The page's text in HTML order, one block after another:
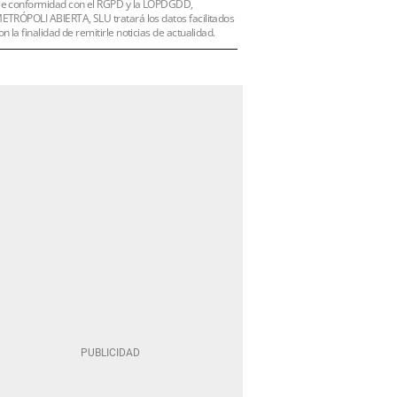
conformidad con el RGPD y la LOPDGDD,
ABIERTA, SLU tratará los datos facilitados
la finalidad de remitirle noticias de actualidad.